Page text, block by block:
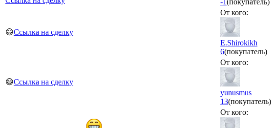
😄Ссылка на сделку
От кого:
E.Shirokikh
6(покупатель)
😄Ссылка на сделку
От кого:
yunusmus
13(покупатель)
От кого: